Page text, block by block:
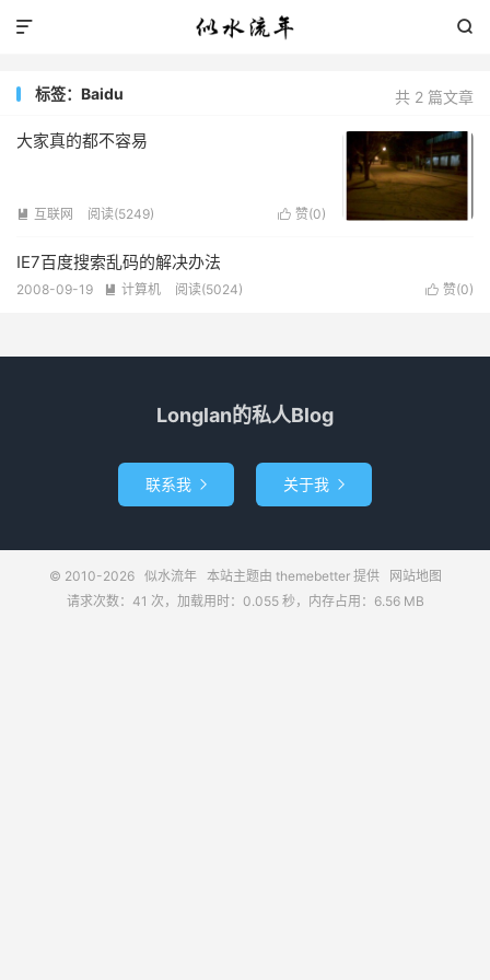


共 2 篇文章
标签：Baidu
大家真的都不容易
 赞(0)
 互联网 阅读(5249)
IE7百度搜索乱码的解决办法
 赞(0)
2008-09-19  计算机 阅读(5024)
Longlan的私人Blog
联系我  关于我 
© 2010-2026 似水流年本站主题由 themebetter提供
网站地图
请求次数：41 次，加载用时：0.055 秒，内存占用：6.56 MB